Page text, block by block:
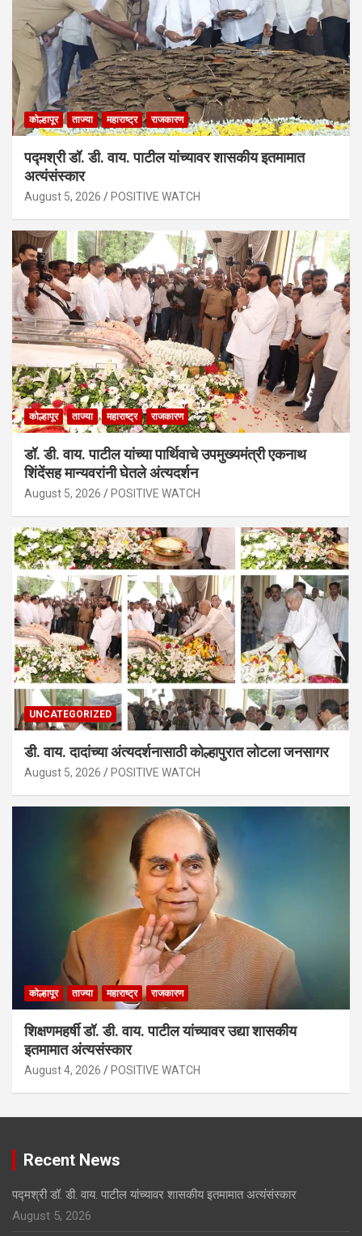
कोल्हापूर ताज्या महाराष्ट्र राजकारण
पद्मश्री डॉ. डी. वाय. पाटील यांच्यावर शासकीय इतमामात
अत्यंसंस्कार
August 5, 2026 POSITIVE WATCH
कोल्हापूर ताज्या महाराष्ट्र राजकारण
डॉ. डी. वाय. पाटील यांच्या पार्थिवाचे उपमुख्यमंत्री एकनाथ
शिंदेंसह मान्यवरांनी घेतले अंत्यदर्शन
August 5, 2026 POSITIVE WATCH
UNCATEGORIZED
डी. वाय. दादांच्या अंत्यदर्शनासाठी कोल्हापुरात लोटला जनसागर
August 5, 2026 POSITIVE WATCH
कोल्हापूर ताज्या महाराष्ट्र राजकारण
शिक्षणमहर्षी डॉ. डी. वाय. पाटील यांच्यावर उद्या शासकीय
इतमामात अंत्यसंस्कार
August 4, 2026 POSITIVE WATCH
Recent News
पद्मश्री डॉ. डी. वाय. पाटील यांच्यावर शासकीय इतमामात अत्यंसंस्कार
August 5, 2026